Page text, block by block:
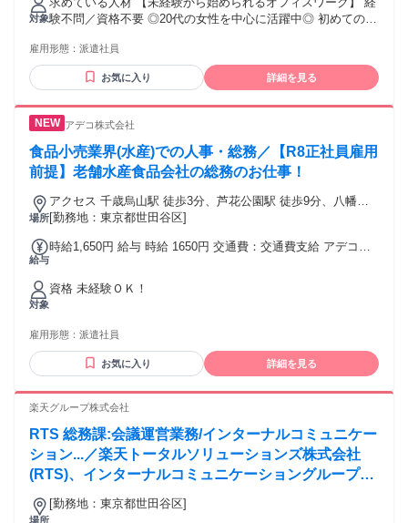
支払われるその他手当金額：なし 賞与：年2回 昇給：あり パ
フォーマンス給 →4月と10月の年2回、上期と下期で就業振り
返りで判断し、1,500円～3,000円／月の昇給を行っていま
時点） ☆年2回の就業先評価制度や、職務難易度ごとの給与制
度があり、昇給のチャンスもたくさんご用意しています！
【手当】 ◆交通費支給（上限3万円※但し2キロ以内のバス定
期は支給外） ◆時間外手当（1日の実働8時間を超えた分を全
額支給）
対象験不問／資格不要 ◎20代の女性を中心に活躍中◎ 初めての転
で、具体的にやりたいことが決まっていない方OKです。 応募
後の『面談』を通してサポートしていきますので、応募時に
志望動機・自己PRは不要です♪ ※当社の選考は、『面接』で
雇用形態： 派遣社員
お気に入り 詳細を見る
アデコ株式会社
食品小売業界(水産)での人事・総務／【R8正社員雇用
前提】老舗水産食品会社の総務のお仕事！
場所
アクセス 千歳烏山駅 徒歩3分、芦花公園駅 徒歩9分、八幡山
駅 徒歩18分 ※最寄り駅から徒歩約3分！アクセス良好です！
[勤務地：東京都世田谷区]
給与
時給1,650円 給与 時給 1650円 交通費：交通費支給 アデコ規
対象
資格 未経験ＯＫ！
雇用形態： 派遣社員
お気に入り 詳細を見る
楽天グループ株式会社
RTS 総務課:会議運営業務/インターナルコミュニケー
ション...／楽天トータルソリューションズ株式会社
(RTS)、インターナルコミュニケーショングループの
一員として、楽天モバイル(RM)/RTS会議運営やRTS
社内コミュニケーション施策の企画・運営業務を担当
場所
[勤務地：東京都世田谷区]